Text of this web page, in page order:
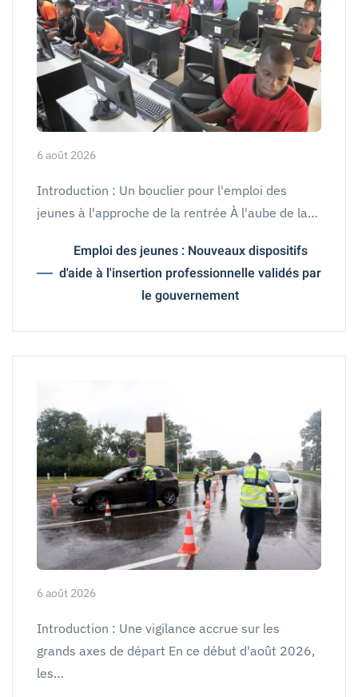
6 août 2026
Introduction : Un bouclier pour l'emploi des
jeunes à l'approche de la rentrée À l'aube de la…
Emploi des jeunes : Nouveaux dispositifs
d'aide à l'insertion professionnelle validés par
le gouvernement
6 août 2026
Introduction : Une vigilance accrue sur les
grands axes de départ En ce début d'août 2026,
les…